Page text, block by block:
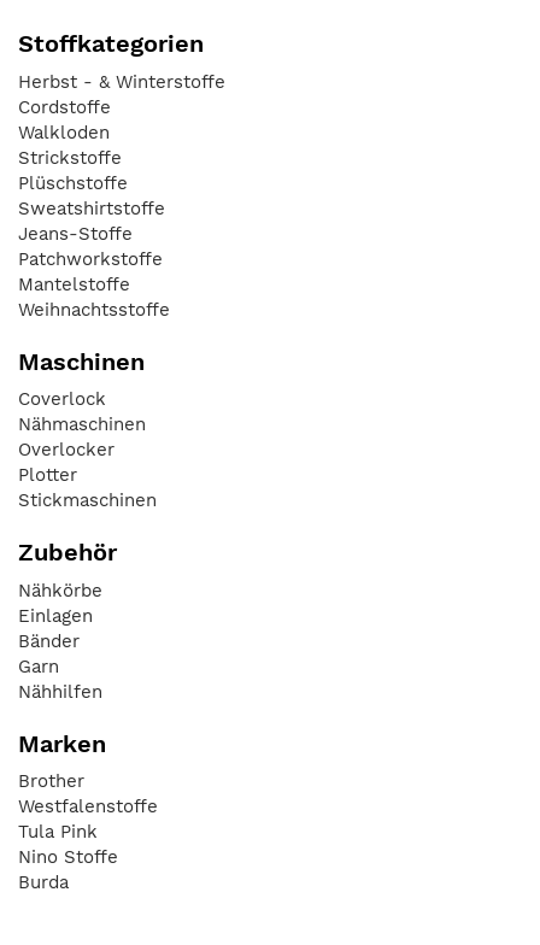
Stoffkategorien
Herbst - & Winterstoffe
Cordstoffe
Walkloden
Strickstoffe
Plüschstoffe
Sweatshirtstoffe
Jeans-Stoffe
Patchworkstoffe
Mantelstoffe
Weihnachtsstoffe
Maschinen
Coverlock
Nähmaschinen
Overlocker
Plotter
Stickmaschinen
Zubehör
Nähkörbe
Einlagen
Bänder
Garn
Nähhilfen
Marken
Brother
Westfalenstoffe
Tula Pink
Nino Stoffe
Burda